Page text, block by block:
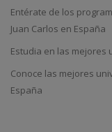
Entérate de los
Juan Carlos en España
Estudia en las mejores
Conoce las mejores
España